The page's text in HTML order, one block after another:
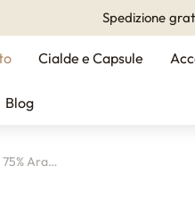
Spedizione
Cialde e Capsule
Blog
75% Ara…